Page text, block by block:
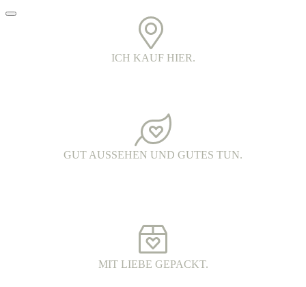
ICH KAUF HIER.
GUT AUSSEHEN UND GUTES TUN.
MIT LIEBE GEPACKT.